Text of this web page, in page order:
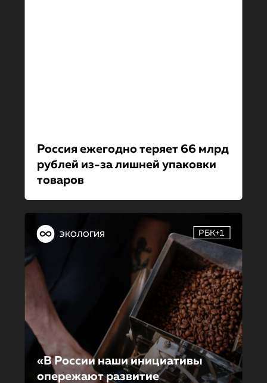
Россия ежегодно теряет 66 млрд
рублей из-за лишней упаковки
товаров
ЭКОЛОГИЯ РБК+1
«В России наши инициативы
опережают развитие